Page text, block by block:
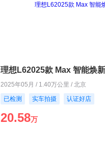
理想L62025款 Max 智能焕
2025年05月 / 1.40万公里 / 北京
已检测
实车拍摄 认证好店
20.58万